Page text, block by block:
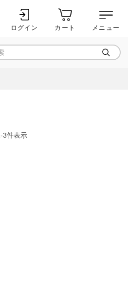
ログイン カート メニュー
-3件表示